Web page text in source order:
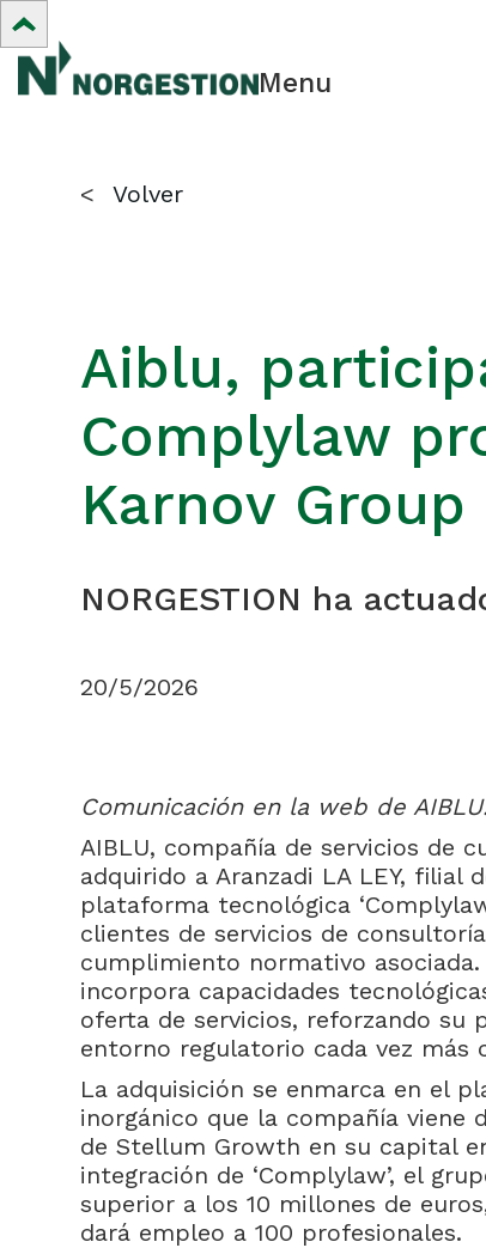
Menu
< Volver
Aiblu,
Complylaw
Karnov Group
NORGESTION ha
20/5/2026
Comunicación en la web de
AIBLU, compañía de servicios de
adquirido a Aranzadi LA LEY, filial
plataforma tecnológica
clientes de servicios de
cumplimiento normativo asociada.
incorpora capacidades
oferta de servicios, reforzando su
entorno regulatorio cada vez más
La adquisición se enmarca en el
inorgánico que la compañía viene
de Stellum Growth en su capital
integración de ‘Complylaw’, el
superior a los 10 millones de
dará empleo a 100 profesionales.